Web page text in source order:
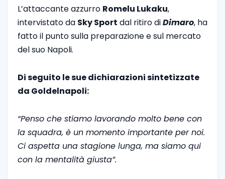
L’attaccante azzurro Romelu Lukaku,
intervistato da Sky Sport dal ritiro diDimaro, ha
fatto il punto sulla preparazione e sul mercato
del suo Napoli.
Di seguito le sue dichiarazioni sintetizzate
da Goldelnapoli:
“Penso che stiamo lavorando molto bene con
la squadra, è un momento importante per noi.
Ci aspetta una stagione lunga, ma siamo qui
con la mentalità giusta”.